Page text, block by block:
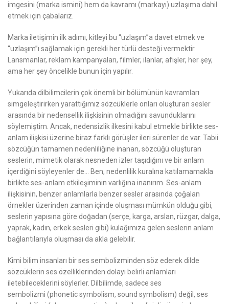
imgesini (marka ismini) hem da kavramı (markayı) uzlaşıma dahil
etmek için çabalarız.
Marka iletişimin ilk adımı, kitleyi bu “uzlaşım”a davet etmek ve
“uzlaşım”ı sağlamak için gerekli her türlü desteği vermektir.
Lansmanlar, reklam kampanyaları, filmler, ilanlar, afişler, her şey,
ama her şey öncelikle bunun için yapılır.
Yukarıda dilbilimcilerin çok önemli bir bölümünün kavramları
simgeleştirirken yarattığımız sözcüklerle onları oluşturan sesler
arasında bir nedensellik ilişkisinin olmadığını savunduklarını
söylemiştim. Ancak, nedensizlik ilkesini kabul etmekle birlikte ses-
anlam ilişkisi üzerine biraz farklı görüşler ileri sürenler de var. Tabii
sözcüğün tamamen nedenliliğine inanan, sözcüğü oluşturan
seslerin, mimetik olarak nesneden izler taşıdığını ve bir anlam
içerdiğini söyleyenler de… Ben, nedenlilik kuralına katılamamakla
birlikte ses-anlam etkileşiminin varlığına inanırım. Ses-anlam
ilişkisinin, benzer anlamlarla benzer sesler arasında çoğalan
örnekler üzerinden zaman içinde oluşması mümkün olduğu gibi,
seslerin yapısına göre doğadan (serçe, karga, arslan, rüzgar, dalga,
yaprak, kadın, erkek sesleri gibi) kulağımıza gelen seslerin anlam
bağlantılarıyla oluşması da akla gelebilir.
Kimi bilim insanları bir ses sembolizminden söz ederek dilde
sözcüklerin ses özelliklerinden dolayı belirli anlamları
iletebileceklerini söylerler. Dilbilimde, sadece ses
sembolizmi (phonetic symbolism, sound symbolism) değil, ses